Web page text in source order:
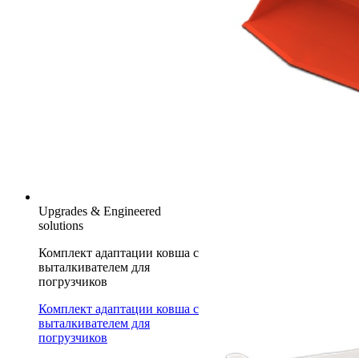
Upgrades & Engineered
solutions
Комплект адаптации ковша с
выталкивателем для
погрузчиков
Комплект адаптации ковша с
выталкивателем для
погрузчиков